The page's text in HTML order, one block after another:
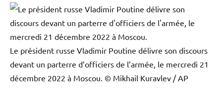
Le président russe Vladimir Poutine délivre son discours
devant un parterre d’officiers de l’armée, le mercredi 21
décembre 2022 à Moscou. © Mikhail Kuravlev / AP